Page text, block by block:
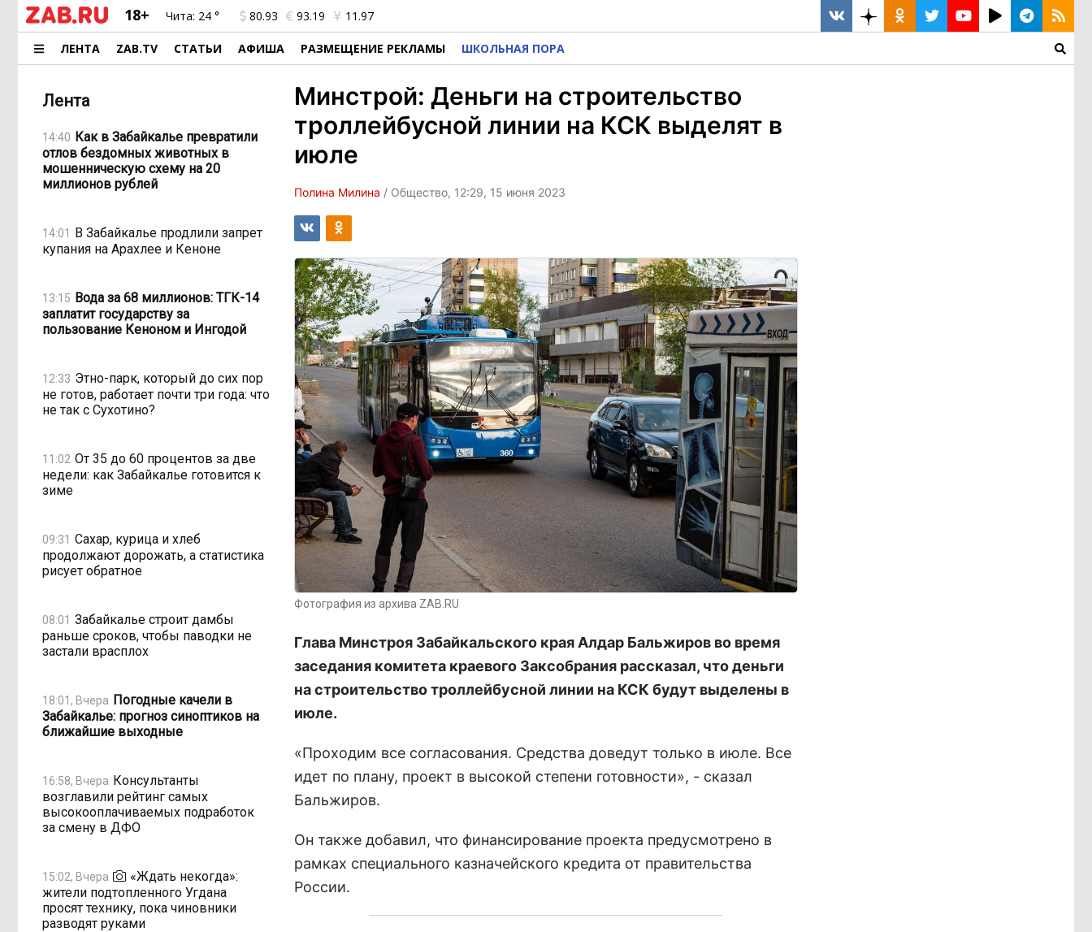
18+ Чита: 24 ° 80.93 93.19 11.97
ЛЕНТА ZAB.TV СТАТЬИ АФИША РАЗМЕЩЕНИЕ РЕКЛАМЫ ШКОЛЬНАЯ ПОРА
Лента
14:40 Как в Забайкалье превратили
отлов бездомных животных в
мошенническую схему на 20
миллионов рублей
14:01 В Забайкалье продлили запрет
купания на Арахлее и Кеноне
13:15 Вода за 68 миллионов: ТГК-14
заплатит государству за
пользование Кеноном и Ингодой
12:33 Этно-парк, который до сих пор
не готов, работает почти три года: что
не так с Сухотино?
11:02 От 35 до 60 процентов за две
недели: как Забайкалье готовится к
зиме
09:31 Сахар, курица и хлеб
продолжают дорожать, а статистика
рисует обратное
08:01 Забайкалье строит дамбы
раньше сроков, чтобы паводки не
застали врасплох
18:01, Вчера Погодные качели в
Забайкалье: прогноз синоптиков на
ближайшие выходные
16:58, Вчера Консультанты
возглавили рейтинг самых
высокооплачиваемых подработок
за смену в ДФО
15:02, Вчера
«Ждать некогда»:
жители подтопленного Угдана
просят технику, пока чиновники
разводят руками
Минстрой: Деньги на строительство
троллейбусной линии на КСК выделят в
июле
Полина Милина / Общество, 12:29, 15 июня 2023
Фотография из архива ZAB.RU
Глава Минстроя Забайкальского края Алдар Бальжиров во время
заседания комитета краевого Заксобрания рассказал, что деньги
на строительство троллейбусной линии на КСК будут выделены в
июле.
«Проходим все согласования. Средства доведут только в июле. Все
идет по плану, проект в высокой степени готовности», - сказал
Бальжиров.
Он также добавил, что финансирование проекта предусмотрено в
рамках специального казначейского кредита от правительства
России.